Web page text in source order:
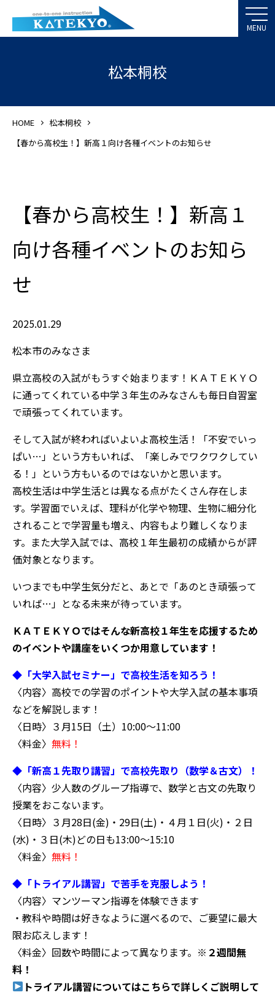
松本桐校
HOME
松本桐校
【春から高校生！】新高１向け各種イベントのお知らせ
【春から高校生！】新高１
向け各種イベントのお知ら
せ
2025.01.29
松本市のみなさま
県立高校の入試がもうすぐ始まります！ＫＡＴＥＫＹＯ
に通ってくれている中学３年生のみなさんも毎日自習室
で頑張ってくれています。
そして入試が終わればいよいよ高校生活！「不安でいっ
ぱい…」という方もいれば、「楽しみでワクワクしてい
る！」という方もいるのではないかと思います。
高校生活は中学生活とは異なる点がたくさん存在しま
す。学習面でいえば、理科が化学や物理、生物に細分化
されることで学習量も増え、内容もより難しくなりま
す。また大学入試では、高校１年生最初の成績からが評
価対象となります。
いつまでも中学生気分だと、あとで「あのとき頑張って
いれば…」となる未来が待っています。
ＫＡＴＥＫＹＯではそんな新高校１年生を応援するため
のイベントや講座をいくつか用意しています！
◆「大学入試セミナー」で高校生活を知ろう！
〈内容〉高校での学習のポイントや大学入試の基本事項
などを解説します！
〈日時〉３月15日（土）10:00～11:00
〈料金〉 無料！
◆「新高１先取り講習」で高校先取り（数学＆古文）！
〈内容〉少人数のグループ指導で、数学と古文の先取り
授業をおこないます。
〈日時〉３月28日(金)・29日(土)・４月１日(火)・２日
(水)・３日(木)どの日も13:00～15:10
〈料金〉 無料！
◆「トライアル講習」で苦手を克服しよう！
〈内容〉マンツーマン指導を体験できます
・教科や時間は好きなように選べるので、ご要望に最大
限お応えします！
〈料金〉回数や時間によって異なります。 ※２週間無
料！
トライアル講習についてはこちらで詳しくご説明して